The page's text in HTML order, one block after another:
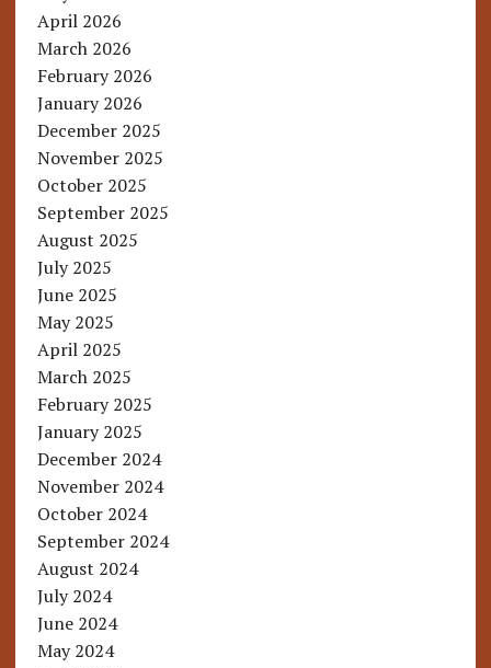
April 2026
March 2026
February 2026
January 2026
December 2025
November 2025
October 2025
September 2025
August 2025
July 2025
June 2025
May 2025
April 2025
March 2025
February 2025
January 2025
December 2024
November 2024
October 2024
September 2024
August 2024
July 2024
June 2024
May 2024